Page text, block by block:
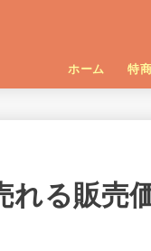
ホーム 特
る販売